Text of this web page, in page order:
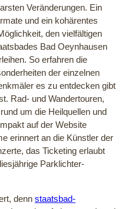
Veränderungen. Ein
und ein kohärentes
den vielfältigen
Bad Oeynhausen
So erfahren die
der einzelnen
es zu entdecken gibt
Rad- und Wandertouren,
um die Heilquellen und
auf der Website
erinnert an die Künstler der
das Ticketing erlaubt
Parklichter-
denn staatsbad-